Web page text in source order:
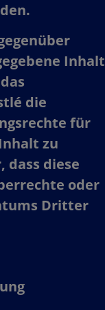
Inhalt
die
für
zu
dass diese
oder
Dritter